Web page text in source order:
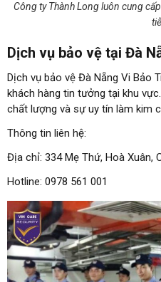
Công ty Thành Long luôn cung
Dịch vụ bảo vệ tại Đà
Dịch vụ bảo vệ Đà Nẵng Vi Bảo
khách hàng tin tưởng tại khu
chất lượng và sự uy tín làm kim
Thông tin liên hệ:
Địa chỉ: 334 Mẹ Thứ, Hoà Xuân,
Hotline: 0978 561 001